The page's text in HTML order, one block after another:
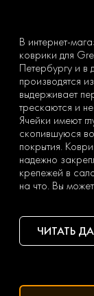
В интернет-
коврики для
Петербургу и
производятся
выдерживает
трескаются и
Ячейки имеют
скопившуюся
покрытия.
надежно
крепежей в
на что. Вы
дворового
Тип ячеек вы
Чтобы
ЧИТАТЬ